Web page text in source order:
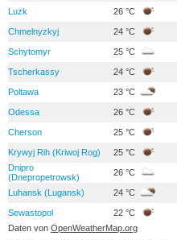
Luzk 26 °C
Chmelnyzkyj 24 °C
Schytomyr 25 °C
Tscherkassy 24 °C
Poltawa 23 °C
Odessa 26 °C
Cherson 25 °C
Krywyj Rih (Kriwoj Rog) 25 °C
Dnipro
(Dnepropetrowsk)
26 °C
Luhansk (Lugansk) 24 °C
Sewastopol 22 °C
Daten von OpenWeatherMap.org